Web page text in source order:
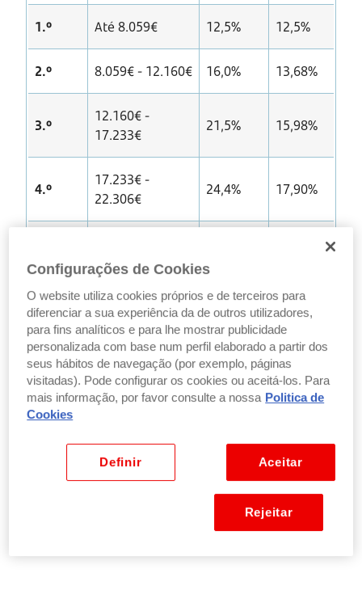
1.º Até 8.059€ 12,5% 12,5%
2.º 8.059€ - 12.160€ 16,0% 13,68%
3.º
12.160€ -
17.233€
21,5% 15,98%
4.º
17.233€ -
22.306€
24,4% 17,90%
28.400€
6.º
28.400€ -
41.629€
34,9% 25,28%
7.º
41.629€ -
44.987€
43,1% 26,61%
83.696€
44,6% 34,93%
Configurações de Cookies
O website utiliza cookies próprios e de terceiros para
diferenciar a sua experiência da de outros utilizadores,
para fins analíticos e para lhe mostrar publicidade
personalizada com base num perfil elaborado a partir dos
seus hábitos de navegação (por exemplo, páginas
visitadas). Pode configurar os cookies ou aceitá-los. Para
mais informação, por favor consulte a nossa Politica de
Cookies
Aceitar
Definir
Rejeitar